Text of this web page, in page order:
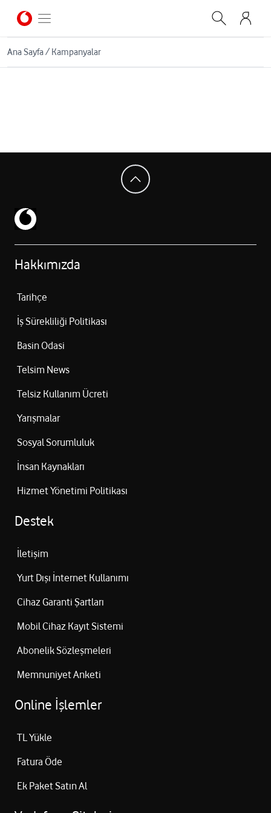
Ana Sayfa/ Kampanyalar
Hakkımızda
Tarihçe
İş Sürekliliği Politikası
Basin Odasi
Telsim News
Telsiz Kullanım Ücreti
Yarışmalar
Sosyal Sorumluluk
İnsan Kaynakları
Hizmet Yönetimi Politikası
Destek
İletişim
Yurt Dışı İnternet Kullanımı
Cihaz Garanti Şartları
Mobil Cihaz Kayıt Sistemi
Abonelik Sözleşmeleri
Memnuniyet Anketi
Online İşlemler
TL Yükle
Fatura Öde
Ek Paket Satın Al